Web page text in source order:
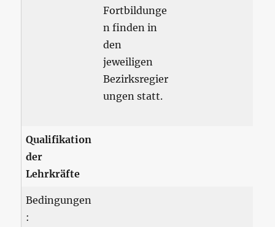
Fortbildunge
n finden in
den
jeweiligen
Bezirksregier
ungen statt.
Qualifikation
der
Lehrkräfte
Bedingungen
: